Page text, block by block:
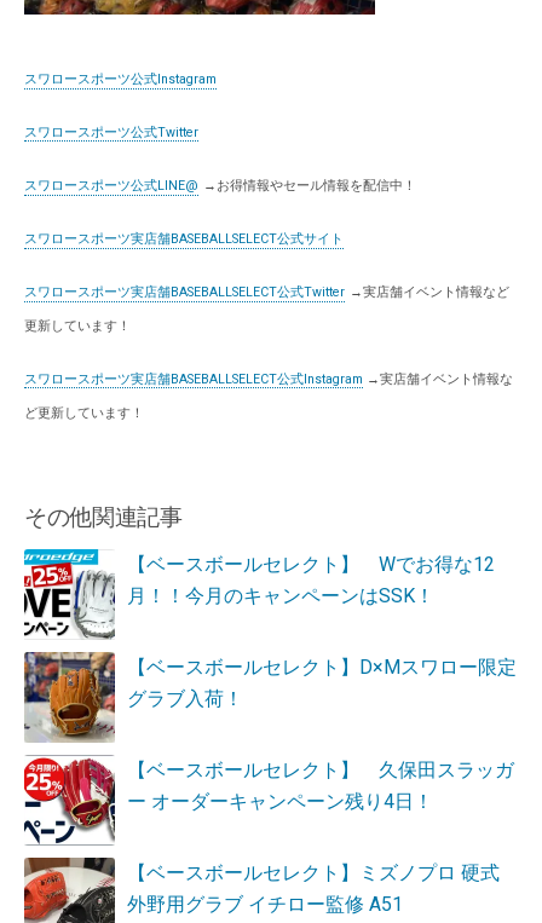
スワロースポーツ公式Instagram
スワロースポーツ公式Twitter
スワロースポーツ公式LINE@ →お得情報やセール情報を配信中！
スワロースポーツ実店舗BASEBALLSELECT公式サイト
スワロースポーツ実店舗BASEBALLSELECT公式Twitter →実店舗イベント情報など
更新しています！
スワロースポーツ実店舗BASEBALLSELECT公式Instagram →実店舗イベント情報な
ど更新しています！
その他関連記事
【ベースボールセレクト】 Wでお得な12
月！！今月のキャンペーンはSSK！
【ベースボールセレクト】D×Mスワロー限定
グラブ入荷！
【ベースボールセレクト】 久保田スラッガ
ー オーダーキャンペーン残り4日！
【ベースボールセレクト】ミズノプロ 硬式
外野用グラブ イチロー監修 A51